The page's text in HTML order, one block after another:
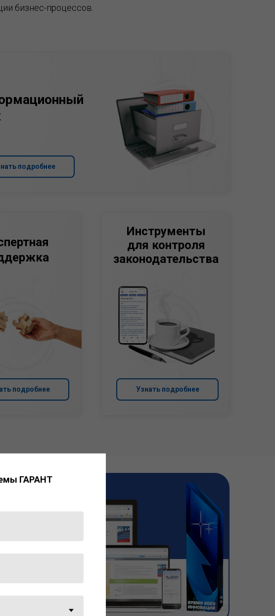
бизнес-процессов.
подробнее
подробнее Узнать подробнее
Инструменты
для контроля
законодательства
ГАРАНТ